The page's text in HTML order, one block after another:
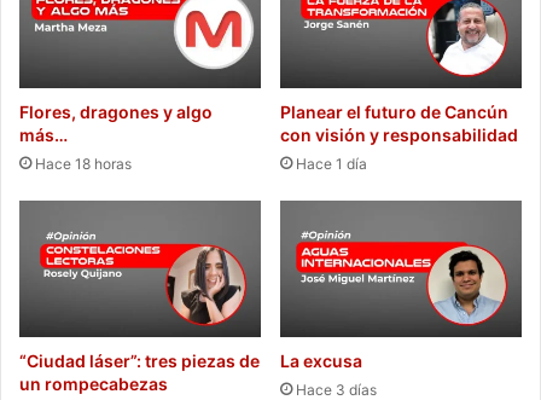
Flores, dragones y algo
más…
Hace 18 horas
Planear el futuro de Cancún
con visión y responsabilidad
Hace 1 día
“Ciudad láser”: tres piezas de
un rompecabezas
La excusa
Hace 3 días